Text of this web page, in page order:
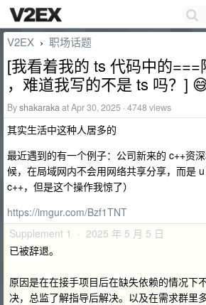
V2EX › 职场话题
[我看着我的 ts 代码中的===
，难道我写的不是 ts 吗？]
Byshakarakaat Apr 30, 2025 · 4748 views
其实生活中这种人居多的
最近遇到的有一个例子：公司新来的 c++资
候，在局域网内不会用网络共享分享，而是
c++，但是这个操作我惊了）
https://imgur.com/Bzf1TNT
Supplement 1 · 2025 年 5 月 5 日
已被辞退。
原因是在在接手项目后在缺失依赖的情况下
决，总监了解指导后解决。以及在需求群里